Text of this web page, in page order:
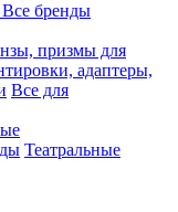
Все бренды
призмы для
адаптеры,
Все для
Театральные